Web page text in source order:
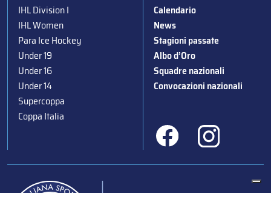
IHL Division I
IHL Women
Para Ice Hockey
Under 19
Under 16
Under 14
Supercoppa
Coppa Italia
Calendario
News
Stagioni passate
Albo d’Oro
Squadre nazionali
Convocazioni nazionali